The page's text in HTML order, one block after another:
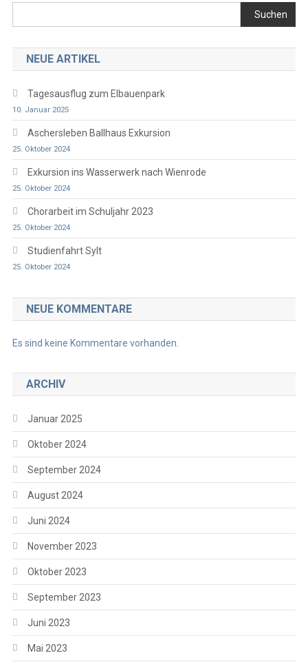
Suchen
NEUE ARTIKEL
Tagesausflug zum Elbauenpark
10. Januar 2025
Aschersleben Ballhaus Exkursion
25. Oktober 2024
Exkursion ins Wasserwerk nach Wienrode
25. Oktober 2024
Chorarbeit im Schuljahr 2023
25. Oktober 2024
Studienfahrt Sylt
25. Oktober 2024
NEUE KOMMENTARE
Es sind keine Kommentare vorhanden.
ARCHIV
Januar 2025
Oktober 2024
September 2024
August 2024
Juni 2024
November 2023
Oktober 2023
September 2023
Juni 2023
Mai 2023